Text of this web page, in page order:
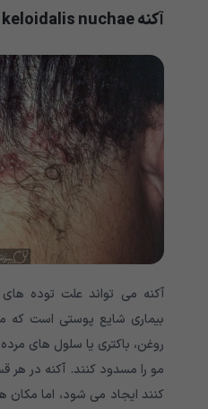
آکنه keloidalis nuchae
آکنه می تواند علت توده
بیماری شایع پوستی است که
روغن، باکتری یا سلول های
مو را مسدود کنند. آکنه در
کنند ایجاد می شود، اما